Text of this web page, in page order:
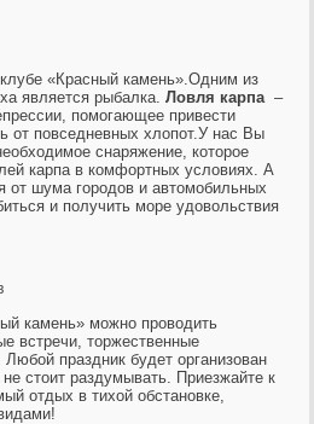
«Красный камень».Одним из
является рыбалка.Ловля карпа –
помогающее привести
от повседневных хлопот.У нас Вы
снаряжение, которое
карпа в комфортных условиях. А
от шума городов и автомобильных
и получить море удовольствия
камень» можно проводить
встречи, торжественные
праздник будет организован
стоит раздумывать. Приезжайте к
отдых в тихой обстановке,